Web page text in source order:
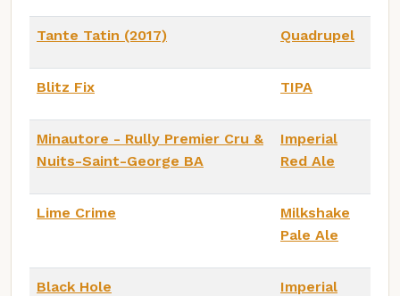
Tante Tatin (2017) Quadrupel
Blitz Fix TIPA
Minautore - Rully Premier Cru &
Nuits-Saint-George BA
Imperial
Red Ale
Lime Crime
Milkshake
Pale Ale
Black Hole
Imperial